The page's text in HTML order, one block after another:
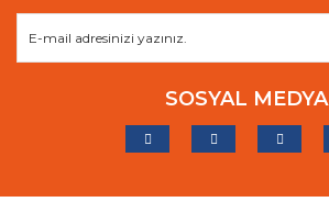
SOSYAL MEDYA